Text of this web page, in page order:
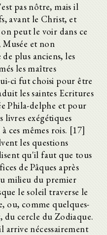
pas nôtre, mais il
avant le Christ, et
peut le voir dans ce
et non
plus anciens, les
les maîtres
ci fut choisi pour être
les saintes Ecritures
Phila-delphe et pour
livres exégétiques
ces mêmes rois. [17]
les questions
qu'il faut que tous
de Pâques après
milieu du premier
le soleil traverse le
ou, comme quelques-
du cercle du Zodiaque.
nécessairement